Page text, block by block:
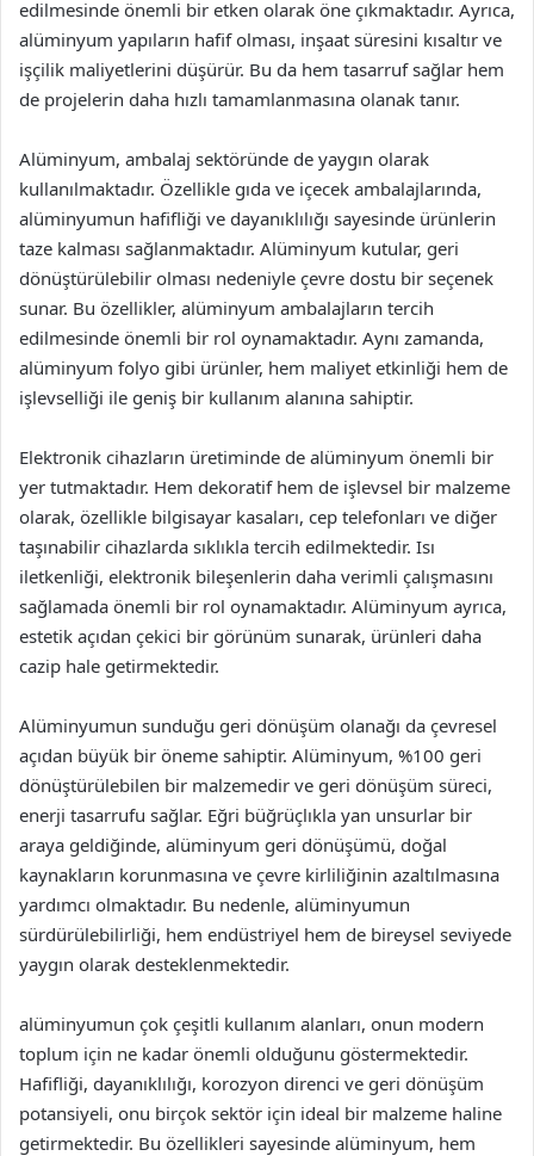
edilmesinde önemli bir etken olarak öne çıkmaktadır. Ayrıca,
alüminyum yapıların hafif olması, inşaat süresini kısaltır ve
işçilik maliyetlerini düşürür. Bu da hem tasarruf sağlar hem
de projelerin daha hızlı tamamlanmasına olanak tanır.
Alüminyum, ambalaj sektöründe de yaygın olarak
kullanılmaktadır. Özellikle gıda ve içecek ambalajlarında,
alüminyumun hafifliği ve dayanıklılığı sayesinde ürünlerin
taze kalması sağlanmaktadır. Alüminyum kutular, geri
dönüştürülebilir olması nedeniyle çevre dostu bir seçenek
sunar. Bu özellikler, alüminyum ambalajların tercih
edilmesinde önemli bir rol oynamaktadır. Aynı zamanda,
alüminyum folyo gibi ürünler, hem maliyet etkinliği hem de
işlevselliği ile geniş bir kullanım alanına sahiptir.
Elektronik cihazların üretiminde de alüminyum önemli bir
yer tutmaktadır. Hem dekoratif hem de işlevsel bir malzeme
olarak, özellikle bilgisayar kasaları, cep telefonları ve diğer
taşınabilir cihazlarda sıklıkla tercih edilmektedir. Isı
iletkenliği, elektronik bileşenlerin daha verimli çalışmasını
sağlamada önemli bir rol oynamaktadır. Alüminyum ayrıca,
estetik açıdan çekici bir görünüm sunarak, ürünleri daha
cazip hale getirmektedir.
Alüminyumun sunduğu geri dönüşüm olanağı da çevresel
açıdan büyük bir öneme sahiptir. Alüminyum, %100 geri
dönüştürülebilen bir malzemedir ve geri dönüşüm süreci,
enerji tasarrufu sağlar. Eğri büğrüçlıkla yan unsurlar bir
araya geldiğinde, alüminyum geri dönüşümü, doğal
kaynakların korunmasına ve çevre kirliliğinin azaltılmasına
yardımcı olmaktadır. Bu nedenle, alüminyumun
sürdürülebilirliği, hem endüstriyel hem de bireysel seviyede
yaygın olarak desteklenmektedir.
alüminyumun çok çeşitli kullanım alanları, onun modern
toplum için ne kadar önemli olduğunu göstermektedir.
Hafifliği, dayanıklılığı, korozyon direnci ve geri dönüşüm
potansiyeli, onu birçok sektör için ideal bir malzeme haline
getirmektedir. Bu özellikleri sayesinde alüminyum, hem